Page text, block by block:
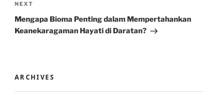
Next
Post
NEXT
Mengapa Bioma Penting dalam Mempertahankan
Keanekaragaman Hayati di Daratan?
ARCHIVES